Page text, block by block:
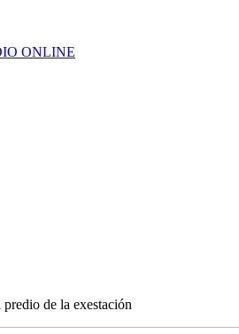
ONLINE
de la exestación